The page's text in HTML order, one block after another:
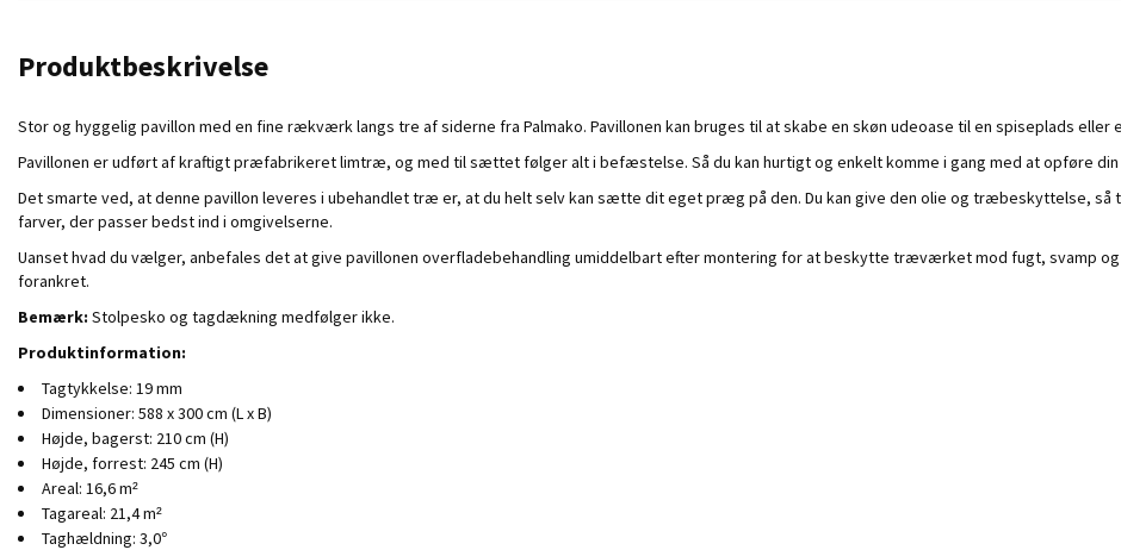
Produktbeskrivelse
Stor og hyggelig pavillon med en fine rækværk langs tre af siderne fra Palmako. Pavillonen kan bruges til at skabe en skøn udeoase til en spiseplads
Pavillonen er udført af kraftigt præfabrikeret limtræ, og med til sættet følger alt i befæstelse. Så du kan hurtigt og enkelt komme i gang med at opføre din
Det smarte ved, at denne pavillon leveres i ubehandlet træ er, at du helt selv kan sætte dit eget præg på den. Du kan give den olie og træbeskyttelse,
farver, der passer bedst ind i omgivelserne.
Uanset hvad du vælger, anbefales det at give pavillonen overfladebehandling umiddelbart efter montering for at beskytte træværket mod fugt, svamp
forankret.
Bemærk: Stolpesko og tagdækning medfølger ikke.
Produktinformation:
Tagtykkelse: 19 mm
Dimensioner: 588 x 300 cm (L x B)
Højde, bagerst: 210 cm (H)
Højde, forrest: 245 cm (H)
Areal: 16,6 m²
Tagareal: 21,4 m²
Taghældning: 3,0°